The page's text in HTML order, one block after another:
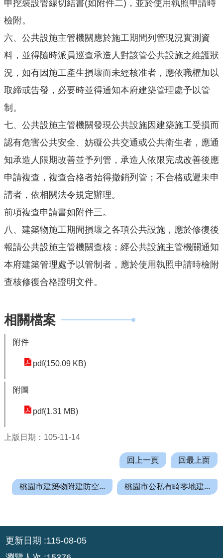
o
o
I
s
t
g
r
m
私
權
政
策
站
安
政
政
網
開
全
政
申挖裝設管線切結書(如附件二)，並於使用執照申請時
檢附。
六、 公共設施主管機關應於施工期間列管現況實測資
料，並得隨時派員巡查承造人對該管公共設施之維護狀
況，如有因施工產生損壞而未經核准者，應依職權加以
取締或告發，必要時並得通知本府建築管理處予以管
制。
七、 公共設施主管機關發現公共設施因建築施工受損而
認有危害公共安全、妨礙公共交通或公共衛生者，應通
知承造人限期改善並予列管，承造人依限完成改善後應
申請複查，複查合格者始得撤銷列管；不合格或遲未申
請者，依相關法令規定辦理。
前項複查申請書如附件三。
八、 建築物施工期間損壞之各項公共設施，應於修復後
報請公共設施主管機關查核；經公共設施主管機關通知
本府建築管理處予以管制者，應於使用執照申請時檢附
查核修復合格證明文件。
相關檔案
附件
pdf(150.09 KB)
附圖
pdf(1.31 MB)
上版日期：105-11-14
回上一頁 回最上面
桃園市建築物附建防空... 桃園市公私有畸零地建...
更新日期 115-08-05